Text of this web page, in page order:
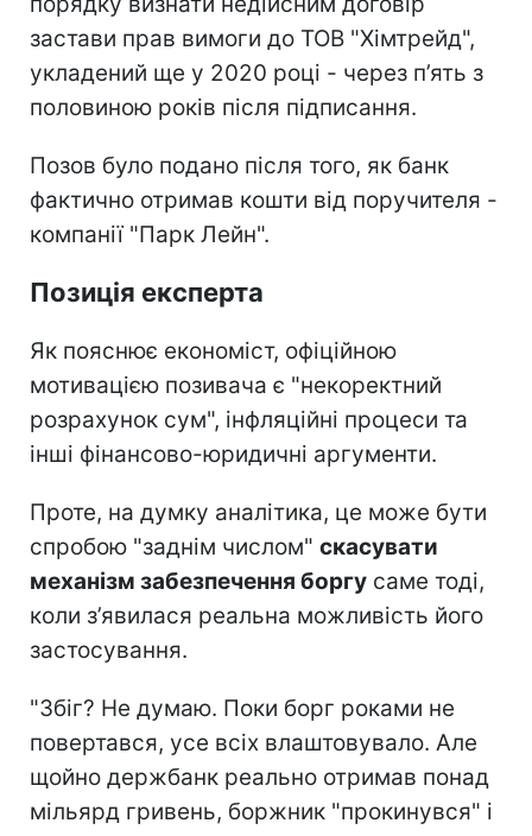
застави прав вимоги до ТОВ "Хімтрейд",
укладений ще у 2020 році - через п’ять з
половиною років після підписання.
Позов було подано після того, як банк
фактично отримав кошти від поручителя -
компанії "Парк Лейн".
Позиція експерта
Як пояснює економіст, офіційною
мотивацією позивача є "некоректний
розрахунок сум", інфляційні процеси та
інші фінансово-юридичні аргументи.
Проте, на думку аналітика, це може бути
спробою "заднім числом" скасувати
механізм забезпечення боргу саме тоді,
коли з’явилася реальна можливість його
застосування.
"Збіг? Не думаю. Поки борг роками не
повертався, усе всіх влаштовувало. Але
щойно держбанк реально отримав понад
мільярд гривень, боржник "прокинувся" і